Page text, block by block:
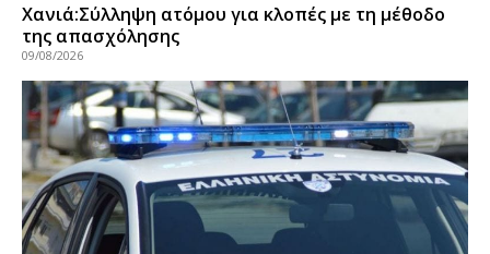
Χανιά:Σύλληψη ατόμου για κλοπές με τη μέθοδο
της απασχόλησης
09/08/2026